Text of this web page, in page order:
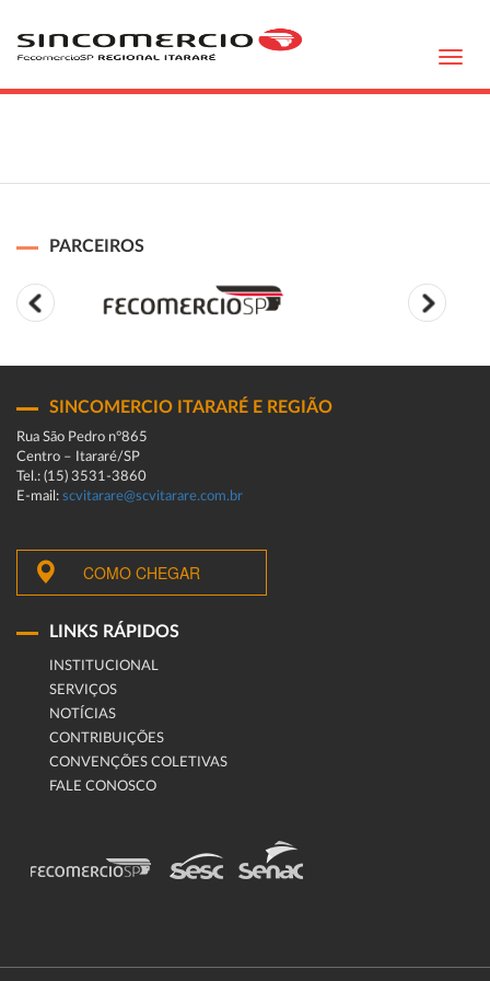
PARCEIROS
SINCOMERCIO ITARARÉ E REGIÃO
Rua São Pedro n°865
Centro – Itararé/SP
Tel.: (15) 3531-3860
E-mail: scvitarare@scvitarare.com.br
COMO CHEGAR
LINKS RÁPIDOS
INSTITUCIONAL
SERVIÇOS
NOTÍCIAS
CONTRIBUIÇÕES
CONVENÇÕES COLETIVAS
FALE CONOSCO